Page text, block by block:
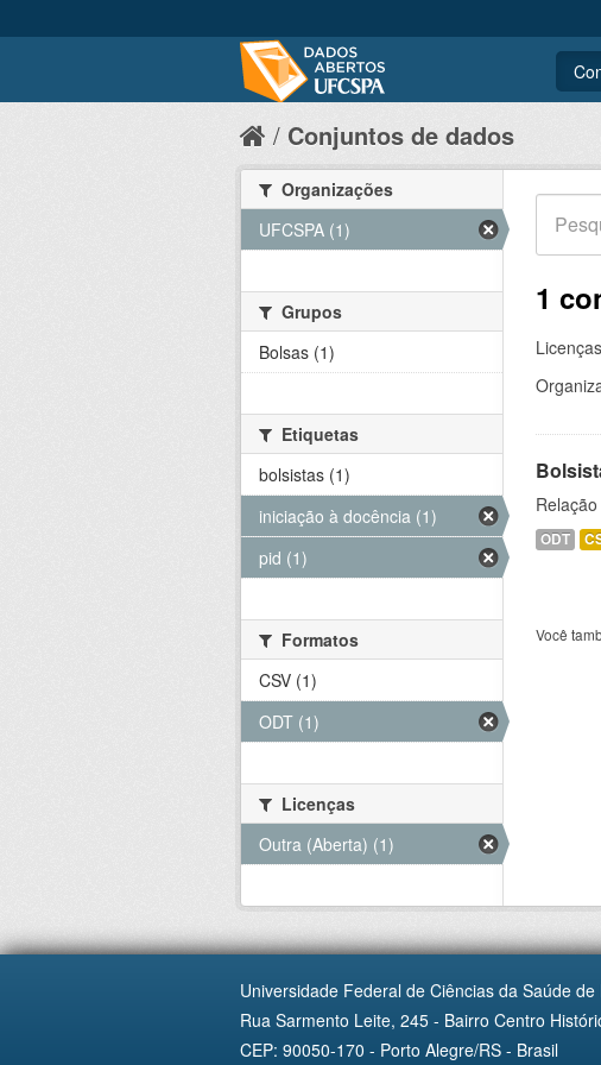
Conjuntos de dados
1
ODT
Você
Organizações
UFCSPA (1)
Grupos
Bolsas (1)
Etiquetas
bolsistas (1)
iniciação à docência (1)
pid (1)
Formatos
CSV (1)
ODT (1)
Licenças
Outra (Aberta) (1)
Universidade Federal de Ciências da Saúde
Rua Sarmento Leite, 245 - Bairro Centro
CEP: 90050-170 - Porto Alegre/RS - Brasil